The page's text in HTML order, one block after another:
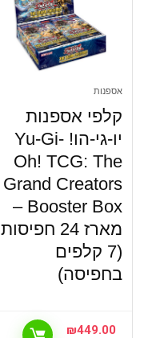
אספנות
קלפי אספנות
יו-גי-הו! Yu-Gi-
Oh! TCG: The
Grand Creators
Booster Box –
מארז 24 חפיסות
(7 קלפים
בחפיסה)
₪449.00